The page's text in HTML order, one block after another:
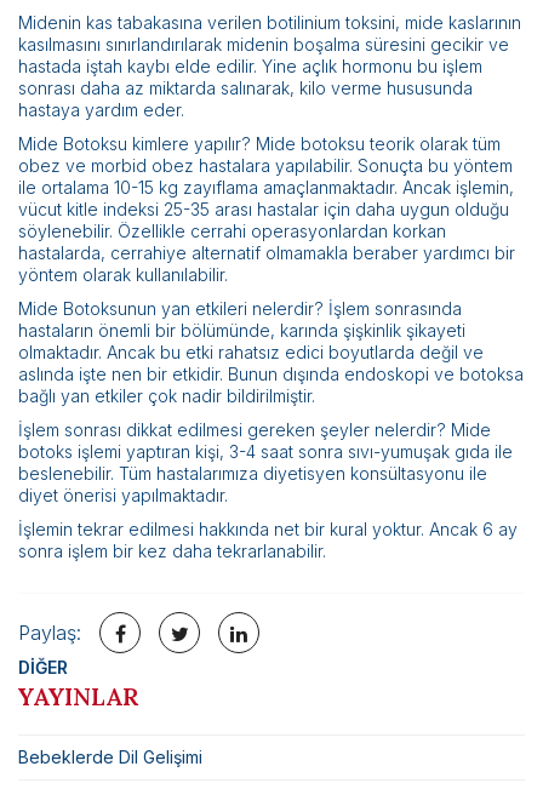
Midenin kas tabakasına verilen botilinium toksini, mide kaslarının
kasılmasını sınırlandırılarak midenin boşalma süresini gecikir ve
hastada iştah kaybı elde edilir. Yine açlık hormonu bu işlem
sonrası daha az miktarda salınarak, kilo verme hususunda
hastaya yardım eder.
Mide Botoksu kimlere yapılır? Mide botoksu teorik olarak tüm
obez ve morbid obez hastalara yapılabilir. Sonuçta bu yöntem
ile ortalama 10-15 kg zayıflama amaçlanmaktadır. Ancak işlemin,
vücut kitle indeksi 25-35 arası hastalar için daha uygun olduğu
söylenebilir. Özellikle cerrahi operasyonlardan korkan
hastalarda, cerrahiye alternatif olmamakla beraber yardımcı bir
yöntem olarak kullanılabilir.
Mide Botoksunun yan etkileri nelerdir? İşlem sonrasında
hastaların önemli bir bölümünde, karında şişkinlik şikayeti
olmaktadır. Ancak bu etki rahatsız edici boyutlarda değil ve
aslında işte nen bir etkidir. Bunun dışında endoskopi ve botoksa
bağlı yan etkiler çok nadir bildirilmiştir.
İşlem sonrası dikkat edilmesi gereken şeyler nelerdir? Mide
botoks işlemi yaptıran kişi, 3-4 saat sonra sıvı-yumuşak gıda ile
beslenebilir. Tüm hastalarımıza diyetisyen konsültasyonu ile
diyet önerisi yapılmaktadır.
İşlemin tekrar edilmesi hakkında net bir kural yoktur. Ancak 6 ay
sonra işlem bir kez daha tekrarlanabilir.
Paylaş:
DİĞER
YAYINLAR
Bebeklerde Dil Gelişimi